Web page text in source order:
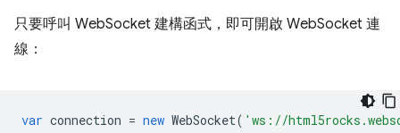
只要呼叫 WebSocket 建構函式，即可開啟 WebSocket 連
線：
var connection = new WebSocket( 'ws://